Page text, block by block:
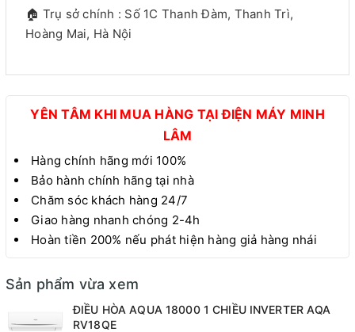
🏠 Trụ sở chính : Số 1C Thanh Đàm, Thanh Trì,
Hoàng Mai, Hà Nội
YÊN TÂM KHI MUA HÀNG TẠI ĐIỆN MÁY MINH
LÂM
Hàng chính hãng mới 100%
Bảo hành chính hãng tại nhà
Chăm sóc khách hàng 24/7
Giao hàng nhanh chóng 2-4h
Hoàn tiền 200% nếu phát hiện hàng giả hàng nhái
Sản phẩm vừa xem
ĐIỀU HÒA AQUA 18000 1 CHIỀU INVERTER AQA
RV18QE